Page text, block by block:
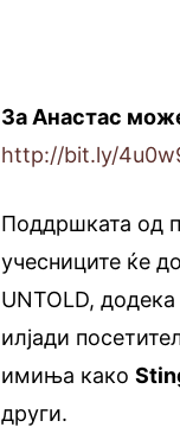
За Анастас
http://bit.ly/
Поддршката од
учесниците ќе
UNTOLD,
илјади
имиња како
други.